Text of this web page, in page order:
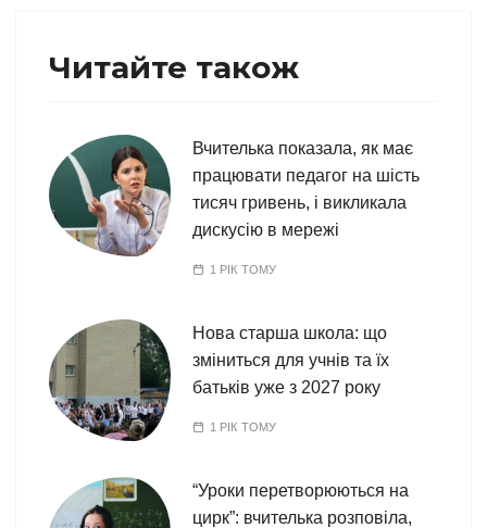
Читайте також
Вчителька показала, як має
працювати педагог на шість
тисяч гривень, і викликала
дискусію в мережі
1 РІК ТОМУ
Нова старша школа: що
зміниться для учнів та їх
батьків уже з 2027 року
1 РІК ТОМУ
“Уроки перетворюються на
цирк”: вчителька розповіла,